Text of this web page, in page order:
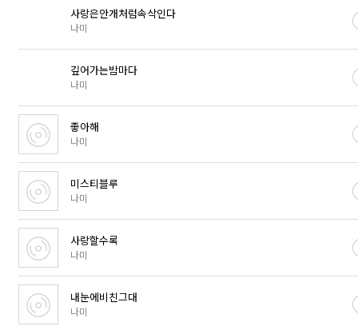
사랑은안개처럼속삭인다
나미
깊어가는밤마다
나미
좋아해
나미
미스티블루
나미
사랑할수록
나미
내눈에비친그대
나미